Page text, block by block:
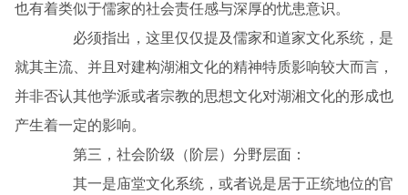
也有着类似于儒家的社会责任感与深厚的忧患意识。
必须指出，这里仅仅提及儒家和道家文化系统，是
就其主流、并且对建构湖湘文化的精神特质影响较大而言，
并非否认其他学派或者宗教的思想文化对湖湘文化的形成也
产生着一定的影响。
第三，社会阶级（阶层）分野层面：
其一是庙堂文化系统，或者说是居于正统地位的官